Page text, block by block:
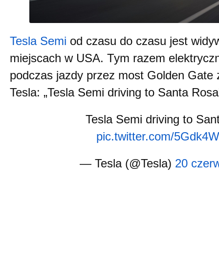
Tesla Semi od czasu do czasu jest
miejscach w USA. Tym razem
podczas jazdy przez most Golden Gate
Tesla: „Tesla Semi driving to Santa
Tesla Semi driving to
pic.twitter.com/
— Tesla (@Tesla) 20